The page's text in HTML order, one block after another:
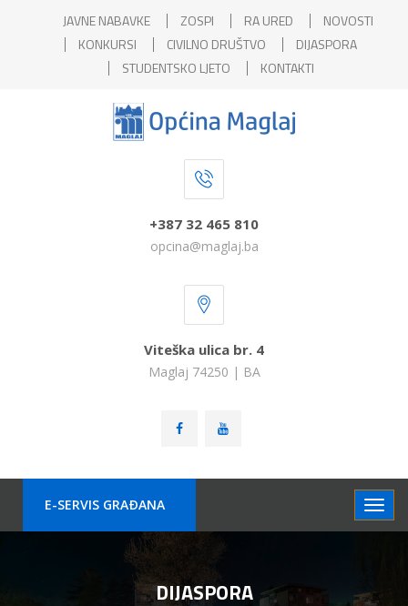
JAVNE NABAVKE ZOSPI RA URED
NOVOSTI
KONKURSI
CIVILNO DRUŠTVO
DIJASPORA
STUDENTSKO LJETO
KONTAKTI
+387 32 465 810
opcina@maglaj.ba
Viteška ulica br. 4
Maglaj 74250 | BA
E-SERVIS GRAÐANA
DIJASPORA